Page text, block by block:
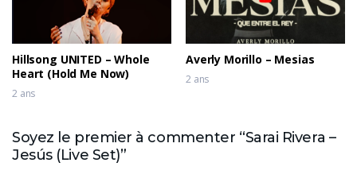
Hillsong UNITED – Whole
Heart (Hold Me Now)
2 ans
Averly Morillo – Mesias
2 ans
Soyez le premier à commenter “Sarai Rivera –
Jesús (Live Set)”